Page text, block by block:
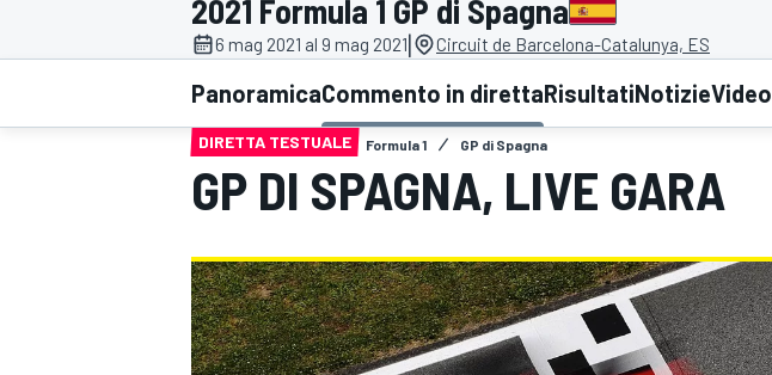
MOTOGP WEC
WRC
2021 Formula 1 GP di Spagna
6 mag 2021 al 9 mag 2021| Circuit de Barcelona-Catalunya, ES
PanoramicaCommento in direttaRisultatiNotizieVideo
DIRETTA TESTUALE Formula 1 GP di Spagna
GP DI SPAGNA, LIVE GARA